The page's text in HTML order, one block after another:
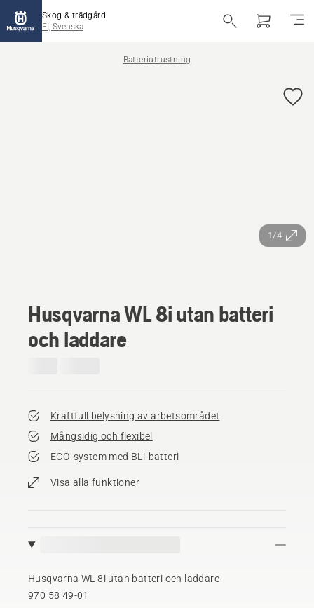
Skog & trädgård
FI, Svenska
Batteriutrustning
1/4
Husqvarna WL 8i utan batteri
och laddare
Kraftfull belysning av arbetsområdet
Mångsidig och flexibel
ECO-system med BLi-batteri
Visa alla funktioner
Husqvarna WL 8i utan batteri och laddare -
970 58 49‑01